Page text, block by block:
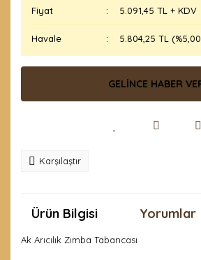
Fiyat 5.091,45 TL + KDV
Havale 5.804,25 TL
GELİNCE HABER
Karşılaştır
Ürün Bilgisi Yorumlar
Ak Arıcılık Zımba Tabancası